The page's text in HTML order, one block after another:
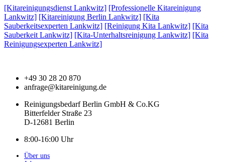
[Kitareinigungsdienst Lankwitz] [Professionelle Kitareinigung
Lankwitz] [Kitareinigung Berlin Lankwitz] [Kita
Sauberkeitsexperten Lankwitz] [Reinigung Kita Lankwitz] [Kita
Sauberkeit Lankwitz] [Kita-Unterhaltsreinigung Lankwitz] [Kita
Reinigungsexperten Lankwitz]
+49 30 28 20 870
anfrage@kitareinigung.de
Reinigungsbedarf Berlin GmbH & Co.KG
Bitterfelder Straße 23
D-12681 Berlin
8:00-16:00 Uhr
Über uns